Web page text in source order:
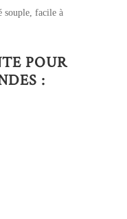
souple, facile à
POUR
: